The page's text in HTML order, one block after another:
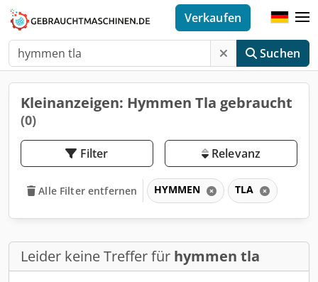
Suchen
Verkaufen
Kleinanzeigen: Hymmen Tla gebraucht
(0)
Filter Relevanz
Alle Filter entfernen HYMMEN TLA
Leider keine Treffer für hymmen tla